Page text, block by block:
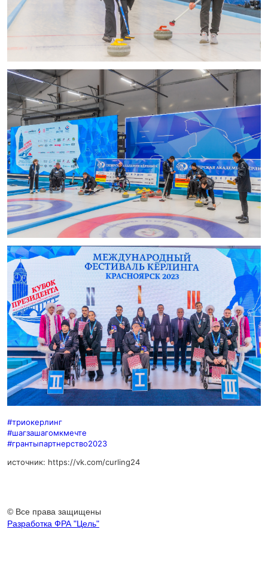
#триокерлинг
#шагзашагомкмечте
#грантыпартнерство2023
источник: https://vk.com/curling24
© Все права защищены
Разработка ФРА "Цель"